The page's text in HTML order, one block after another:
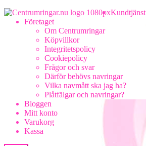
Hoppa
navigering
Hoppa
Kundtjänst
Företaget
Om Centrumringar
Köpvillkor
Integritetspolicy
Cookiepolicy
Frågor och svar
Därför behövs navringar
Vilka navmått ska jag ha?
Plåtfälgar och navringar?
Bloggen
Mitt konto
Varukorg
Kassa